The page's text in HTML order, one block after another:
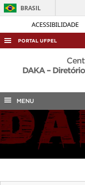
ACESSIBILIDADE
BRASIL
PORTAL UFPEL
ACESSO À INFORMAÇÃO
AUDITORIA
EDITAIS
INTERNACIONAL
DAKA –
MENU